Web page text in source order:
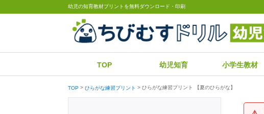
幼児の知育教材プリントを無料ダウンロード・印刷
TOP 幼児知育 小学生教材
TOP ひらがな練習プリント ひらがな練習プリント 【夏のひらがな】